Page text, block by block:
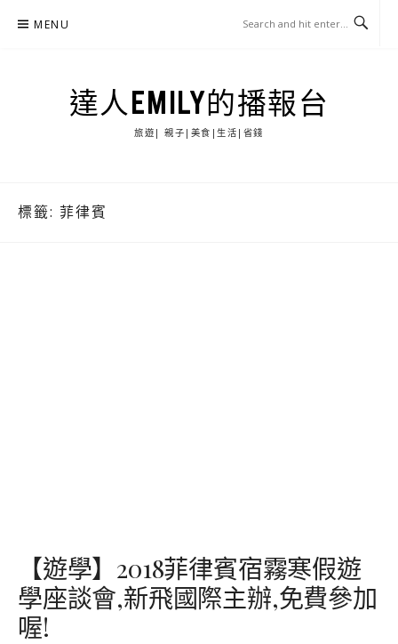
MENU
達人EMILY的播報台
旅遊| 親子|美食|生活|省錢
標籤: 菲律賓
【遊學】2018菲律賓宿霧寒假遊
學座談會,新飛國際主辦,免費參加
喔!